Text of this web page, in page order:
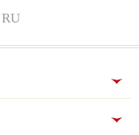
RU